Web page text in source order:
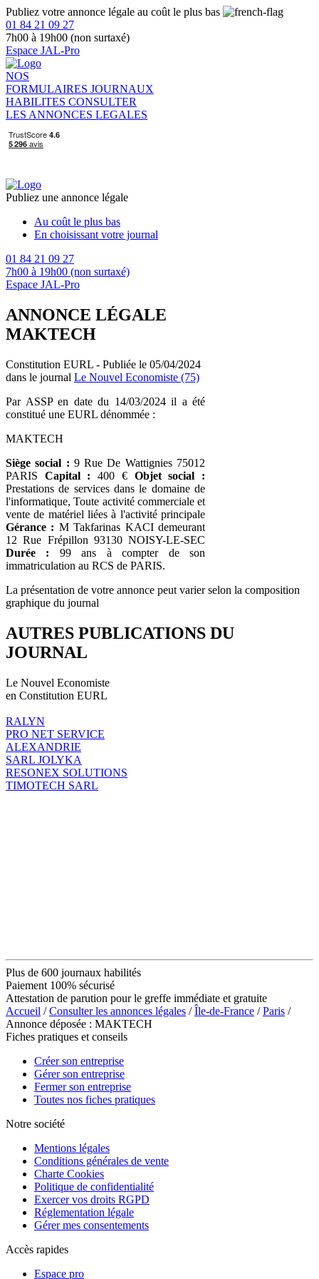
Publiez votre annonce légale au coût le plus bas
01 84 21 09 27
7h00 à 19h00 (non surtaxé)
Espace JAL-Pro
NOS
FORMULAIRES JOURNAUX
HABILITES CONSULTER
LES ANNONCES LEGALES
Publiez une annonce légale
Au coût le plus bas
En choisissant votre journal
01 84 21 09 27
7h00 à 19h00 (non surtaxé)
Espace JAL-Pro
ANNONCE LÉGALE
MAKTECH
Constitution EURL - Publiée le 05/04/2024
dans le journal Le Nouvel Economiste (75)
Par ASSP en date du 14/03/2024 il a été
constitué une EURL dénommée :
MAKTECH
Siège social : 9 Rue De Wattignies 75012
PARIS Capital : 400 € Objet social :
Prestations de services dans le domaine de
l'informatique, Toute activité commerciale et
vente de matériel liées à l'activité principale
Gérance : M Takfarinas KACI demeurant
12 Rue Frépillon 93130 NOISY-LE-SEC
Durée : 99 ans à compter de son
immatriculation au RCS de PARIS.
La présentation de votre annonce peut varier selon la composition
graphique du journal
AUTRES PUBLICATIONS DU
JOURNAL
Le Nouvel Economiste
en Constitution EURL
RALYN
PRO NET SERVICE
ALEXANDRIE
SARL JOLYKA
RESONEX SOLUTIONS
TIMOTECH SARL
Plus de 600 journaux habilités
Paiement 100% sécurisé
Attestation de parution pour le greffe immédiate et gratuite
Accueil /Consulter les annonces légales /Île-de-France /Paris /
Annonce déposée : MAKTECH
Fiches pratiques et conseils
Créer son entreprise
Gérer son entreprise
Fermer son entreprise
Toutes nos fiches pratiques
Notre société
Mentions légales
Conditions générales de vente
Charte Cookies
Politique de confidentialité
Exercer vos droits RGPD
Réglementation légale
Gérer mes consentements
Accès rapides
Espace pro